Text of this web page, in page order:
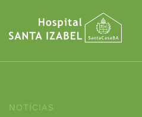
NOTÍCIAS